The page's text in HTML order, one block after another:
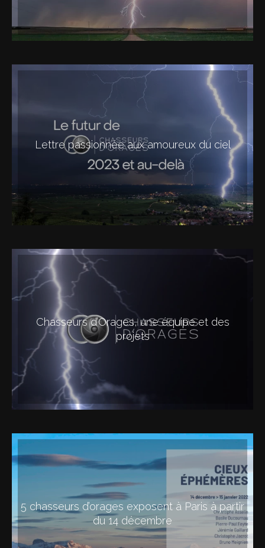
Lettre passionnée aux amoureux du ciel
Chasseurs d’Orages, une équipe et des
projets
5 chasseurs d’orages exposent à Paris à partir
du 14 décembre